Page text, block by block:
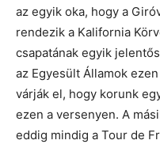
az egyik oka, hogy a
rendezik a Kalifornia
csapatának egyik
az Egyesült Államok
várják el, hogy korunk
ezen a versenyen. A
eddig mindig a Tour de